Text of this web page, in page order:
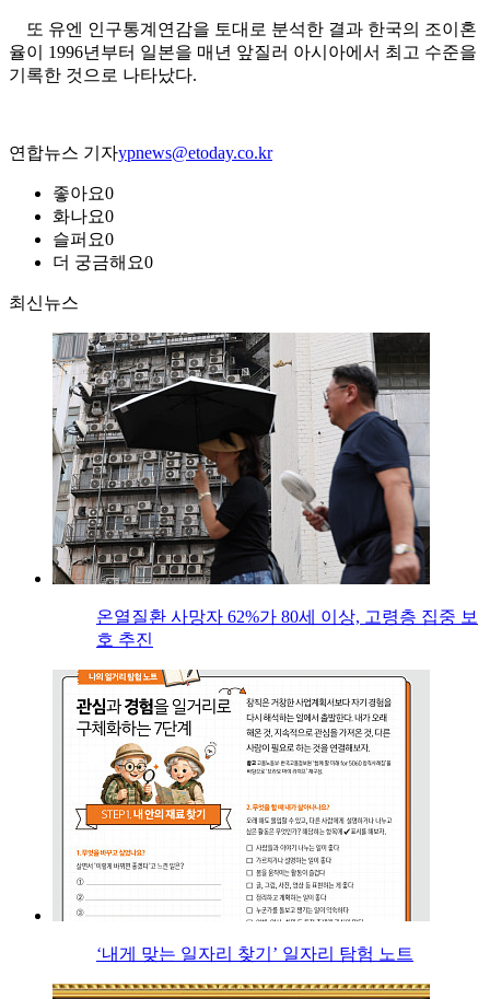
또 유엔 인구통계연감을 토대로 분석한 결과 한국의 조이혼
율이 1996년부터 일본을 매년 앞질러 아시아에서 최고 수준을
기록한 것으로 나타났다.
연합뉴스 기자ypnews@etoday.co.kr
좋아요0
화나요0
슬퍼요0
더 궁금해요0
최신뉴스
온열질환 사망자 62%가 80세 이상, 고령층 집중 보
호 추진
‘내게 맞는 일자리 찾기’ 일자리 탐험 노트